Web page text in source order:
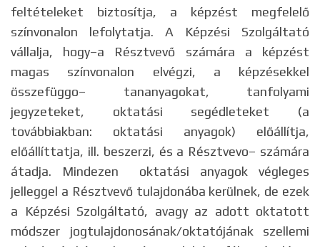
feltételeket biztosítja, a képzést megfelelő
színvonalon lefolytatja. A Képzési Szolgáltató
vállalja, hogy–a Résztvevő számára a képzést
magas színvonalon elvégzi, a képzésekkel
összefüggo– tananyagokat, tanfolyami
jegyzeteket, oktatási segédleteket (a
továbbiakban: oktatási anyagok) előállítja,
előállíttatja, ill. beszerzi, és a Résztvevo– számára
átadja. Mindezen oktatási anyagok végleges
jelleggel a Résztvevő tulajdonába kerülnek, de ezek
a Képzési Szolgáltató, avagy az adott oktatott
módszer jogtulajdonosának/oktatójának szellemi